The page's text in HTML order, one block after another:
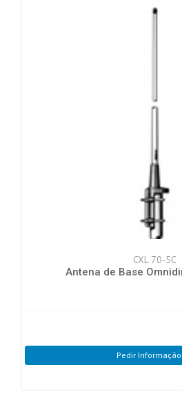
CXL 70-5C
Antena de Base
Pedir Informação